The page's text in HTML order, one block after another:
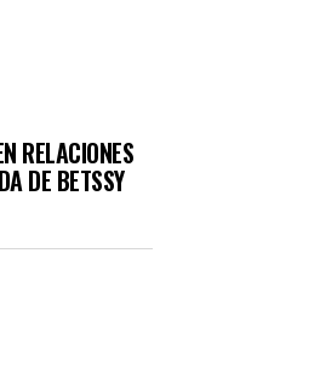
RELACIONES
DE BETSSY